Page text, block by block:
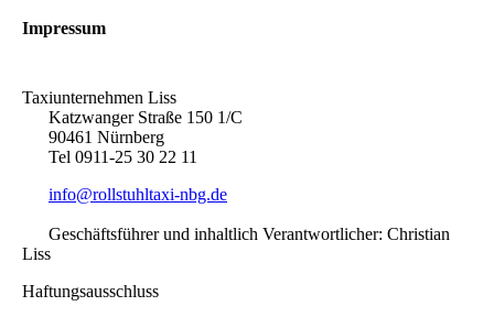
Impressum
Taxiunternehmen Liss
Katzwanger Straße 150 1/C
90461 Nürnberg
Tel 0911-25 30 22 11
info@rollstuhltaxi-nbg.de
Geschäftsführer und inhaltlich Verantwortlicher: Christian
Liss
Haftungsausschluss